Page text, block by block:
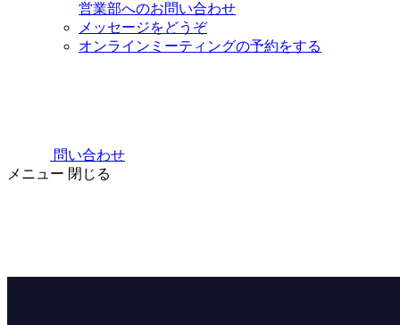
営業部へのお問い合わせ
メッセージをどうぞ
オンラインミーティングの予約をする
問い合わせ
メニュー 閉じる